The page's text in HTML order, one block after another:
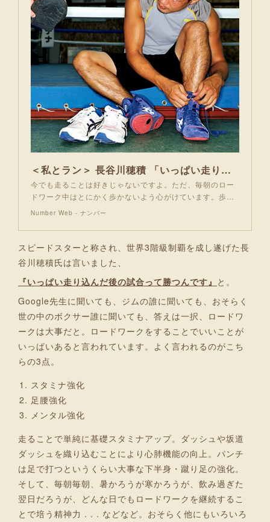
＜私とラン＞ 長谷川穂積 「いっぱい走り込んだ後の試合って勝つんです」（米澤和幸）
今でも走ることは好きじゃないですよ。ただ、毎朝のロー
ドワーク中はとにかく歩かないよう心がけています。歩…
Number Web - ナンバー
スピードスターと称され、世界3階級制覇を成し遂げた長
谷川穂積氏は言いました、
『いっぱい走り込んだ後の試合って勝つんです』 と。
Google先生に聞いても、ジムの誰に聞いても、おそらく
世の中のボクサー誰に聞いても、答えは一択、ロードワ
ークは大事だと。ロードワークをすることでいいことが
いっぱいあると言われています。よく言われるのがこち
らの3点。
スタミナ強化
足腰強化
メンタル強化
走ることで単純に基礎スタミナアップ。ダッシュや坂道
ダッシュを織り込むことにより心肺機能の向上。パンチ
は足で打つというくらい大事な下半身・蹴り足の強化。
そして、毎朝毎朝、暑かろうが寒かろうが、飲み過ぎた
翌日だろうが、どんな日でもロードワークを継続するこ
とで培う精神力 . . . などなど。おそらく他にもいろいろ